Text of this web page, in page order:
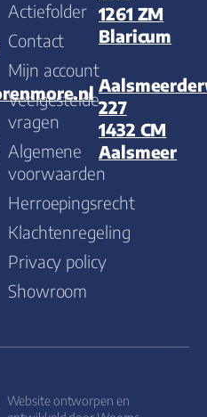
Actiefolder
Contact
Mijn account
Veelgestelde
vragen
Algemene
voorwaarden
Herroepingsrecht
Klachtenregeling
Privacy policy
Showroom
1261 ZM
Blaricum
227
1432 CM
Aalsmeer
Website ontworpen en